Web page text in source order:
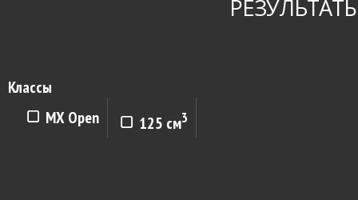
Классы
MX Open
125 см3